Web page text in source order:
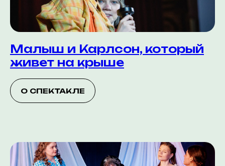
Малыш и Карлсон, который
живет на крыше
О СПЕКТАКЛЕ